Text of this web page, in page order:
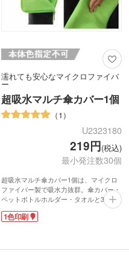
濡れても安心なマイクロファイバ
ー
超吸水マルチ傘カバー1個
1
U2323180
219円(税込)
最小発注数30個
超吸水マルチ傘カバー1個は、マイクロ
ファイバー製で吸水力抜群。傘カバー・
ペットボトルホルダー・タオルと3通り
の使い方ができる便利グッズです。収納
に困る濡れた折りたたみ傘や結露した
開にすればハンドタオルに早変わり!濡
1色印刷